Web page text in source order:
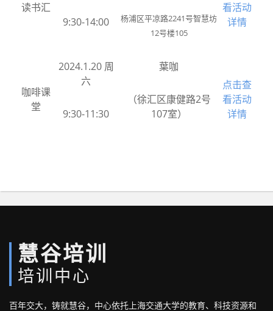
读书汇
9:30-14:00
杨浦区平凉路2241号智慧坊
12号楼105
看活动
详情
咖啡课
堂
2024.1.20 周
六
9:30-11:30
葉咖
（徐汇区康健路2号
107室）
点击查
看活动
详情
慧谷培训
培训中心
百年交大，铸就慧谷，中心依托上海交通大学的教育、科技资源和